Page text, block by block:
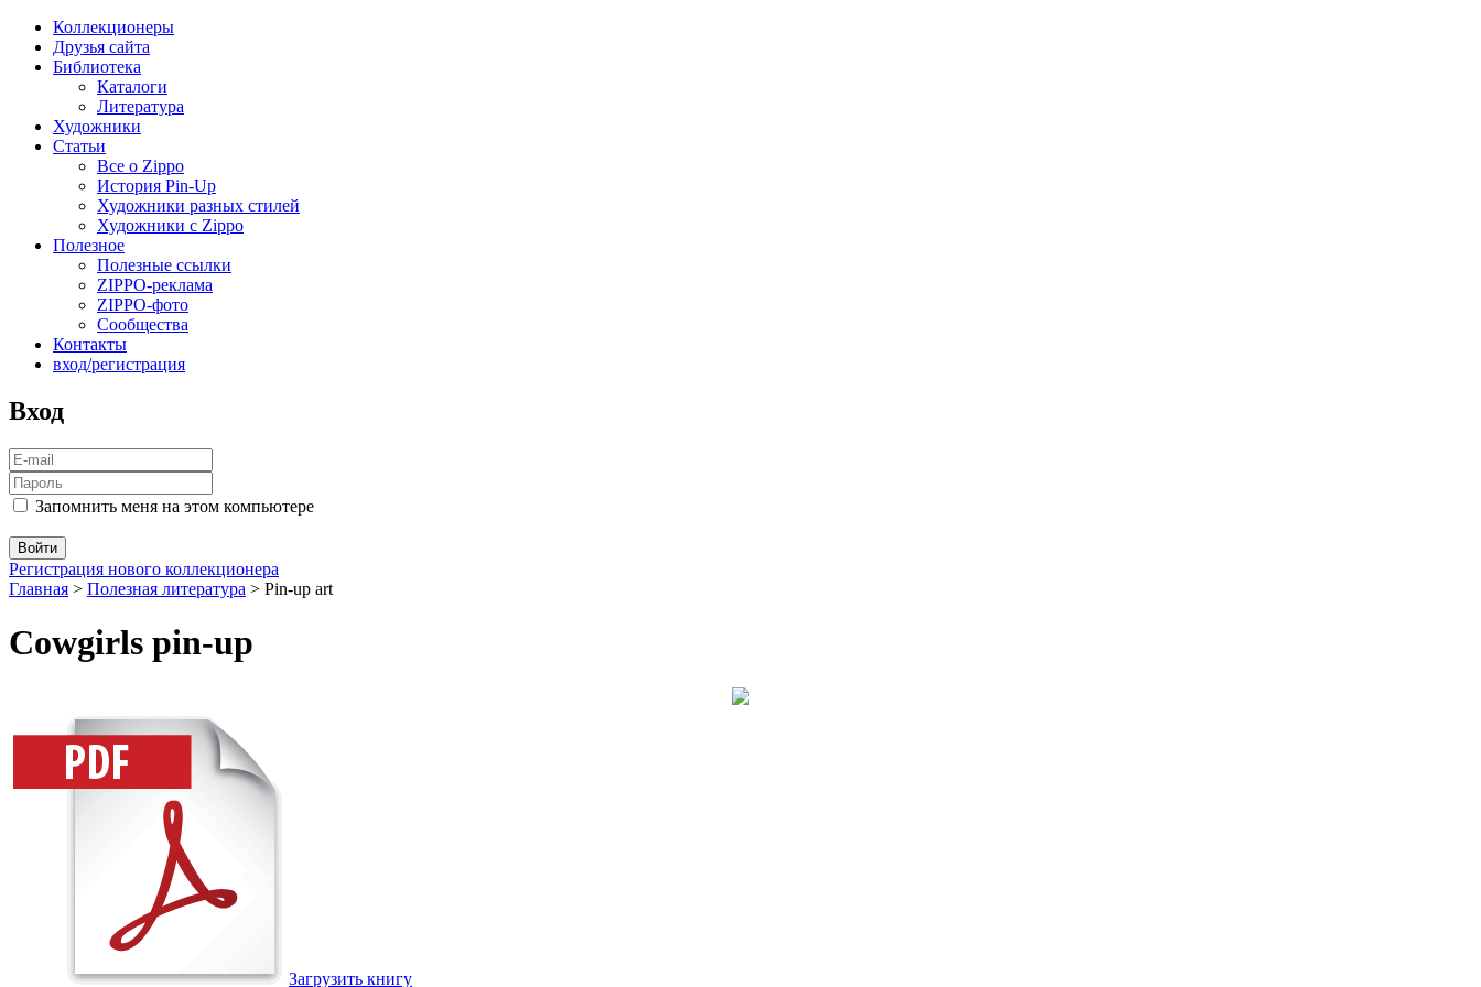
Коллекционеры
Друзья сайта
Библиотека
Каталоги
Литература
Художники
Статьи
Все о Zippo
История Pin-Up
Художники разных стилей
Художники с Zippo
Полезное
Полезные ссылки
ZIPPO-реклама
ZIPPO-фото
Сообщества
Контакты
вход/регистрация
Вход
Запомнить меня на этом компьютере
Регистрация нового коллекционера
Главная > Полезная литература > Pin-up art
Cowgirls pin-up
Загрузить книгу